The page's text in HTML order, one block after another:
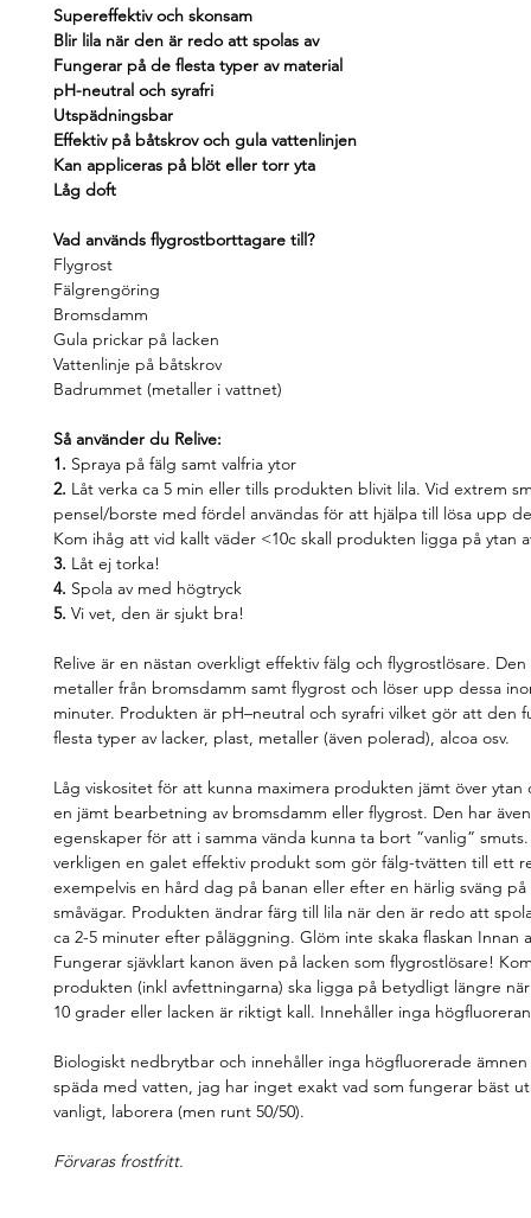
Supereffektiv och skonsam
Blir lila när den är redo att spolas av
Fungerar på de flesta typer av material
pH-neutral och syrafri
Utspädningsbar
Effektiv på båtskrov och gula vattenlinjen
Kan appliceras på blöt eller torr yta
Låg doft
Vad används flygrostborttagare till?
Flygrost
Fälgrengöring
Bromsdamm
Gula prickar på lacken
Vattenlinje på båtskrov
Badrummet (metaller i vattnet)
Så använder du Relive:
1. Spraya på fälg samt valfria ytor
2. Låt verka ca 5 min eller tills produkten blivit lila. Vid extrem
pensel/borste med fördel användas för att hjälpa till lösa upp
Kom ihåg att vid kallt väder <10c skall produkten ligga på ytan
3. Låt ej torka!
4. Spola av med högtryck
5. Vi vet, den är sjukt bra!
Relive är en nästan overkligt effektiv fälg och flygrostlösare.
metaller från bromsdamm samt flygrost och löser upp dessa
minuter. Produkten är pH–neutral och syrafri vilket gör att den
flesta typer av lacker, plast, metaller (även polerad), alcoa osv.
Låg viskositet för att kunna maximera produkten jämt över ytan
en jämt bearbetning av bromsdamm eller flygrost. Den har
egenskaper för att i samma vända kunna ta bort ”vanlig”
verkligen en galet effektiv produkt som gör fälg-tvätten till ett
exempelvis en hård dag på banan eller efter en härlig sväng på
småvägar. Produkten ändrar färg till lila när den är redo att
ca 2-5 minuter efter påläggning. Glöm inte skaka flaskan Innan
Fungerar sjävklart kanon även på lacken som flygrostlösare!
produkten (inkl avfettningarna) ska ligga på betydligt längre
10 grader eller lacken är riktigt kall. Innehåller inga
Biologiskt nedbrytbar och innehåller inga högfluorerade ämnen
späda med vatten, jag har inget exakt vad som fungerar bäst
vanligt, laborera (men runt 50/50).
Förvaras frostfritt.